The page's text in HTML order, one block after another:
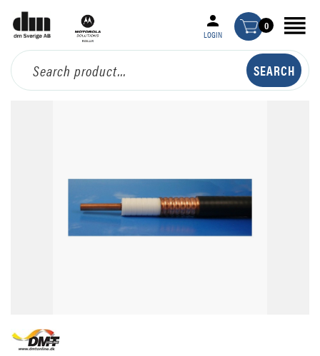
LOGIN
0